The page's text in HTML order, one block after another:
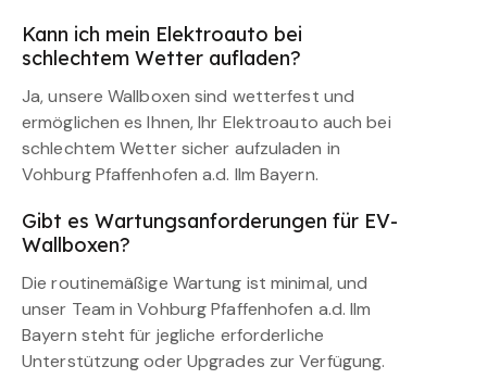
Kann ich mein Elektroauto bei
schlechtem Wetter aufladen?
Ja, unsere Wallboxen sind wetterfest und
ermöglichen es Ihnen, Ihr Elektroauto auch bei
schlechtem Wetter sicher aufzuladen in
Vohburg Pfaffenhofen a.d. Ilm Bayern.
Gibt es Wartungsanforderungen für EV-
Wallboxen?
Die routinemäßige Wartung ist minimal, und
unser Team in Vohburg Pfaffenhofen a.d. Ilm
Bayern steht für jegliche erforderliche
Unterstützung oder Upgrades zur Verfügung.